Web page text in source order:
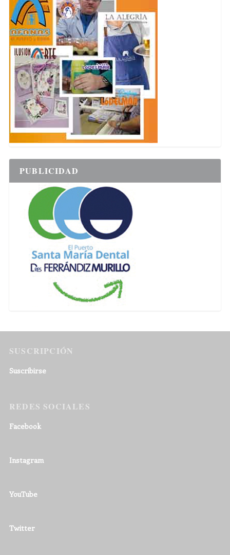
PUBLICIDAD
SUSCRIPCIÓN
Suscribirse
REDES SOCIALES
Facebook
Instagram
YouTube
Twitter